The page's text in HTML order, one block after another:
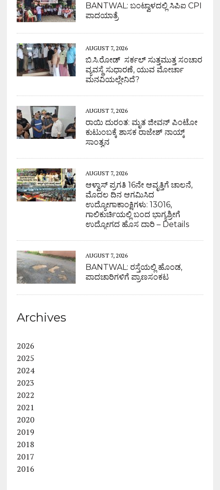
BANTWAL: ಬಂಟ್ವಾಳದಲ್ಲಿ ಸಿಪಿಐ CPI
ಪಾದಯಾತ್ರೆ
AUGUST 7, 2026
ಬಿ.ಸಿ.ರೋಡ್ ಸರ್ಕಲ್ ಸುತ್ತಮುತ್ತ ಸಂಚಾರ
ವ್ಯವಸ್ಥೆ ಸುಧಾರಣೆ, ಯುವ ಮೋರ್ಚಾ
ಮನವಿಯಲ್ಲೇನಿದೆ?
AUGUST 7, 2026
ರಾಯಿ ದುರಂತ: ಮೃತ ಜೀವನ್ ಪಿಂಟೋ
ಕುಟುಂಬಕ್ಕೆ ಶಾಸಕ ರಾಜೇಶ್ ನಾಯ್ಕ್
ಸಾಂತ್ವನ
AUGUST 7, 2026
ಆಳ್ವಾಸ್ ಪ್ರಗತಿ 16ನೇ ಆವೃತ್ತಿಗೆ ಚಾಲನೆ,
ಮೊದಲ ದಿನ ಆಗಮಿಸಿದ
ಉದ್ಯೋಗಾಕಾಂಕ್ಷಿಗಳು: 13016,
ಗಾಲಿಕುರ್ಚಿಯಲ್ಲಿ ಬಂದ ಭಾಗ್ಯಶ್ರೀಗೆ
ಉದ್ಯೋಗದ ಹೊಸ ದಾರಿ – Details
AUGUST 7, 2026
BANTWAL: ರಸ್ತೆಯಲ್ಲಿ ಹೊಂಡ,
ಪಾದಚಾರಿಗಳಿಗೆ ಪ್ರಾಣಸಂಕಟ
Archives
2026
2025
2024
2023
2022
2021
2020
2019
2018
2017
2016